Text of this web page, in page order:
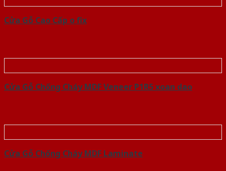
Cửa Gỗ Cao Cấp o fix
Cửa Gỗ Chống Cháy MDF Veneer P1R5 xoan dao
Cửa Gỗ Chống Cháy MDF Laminate